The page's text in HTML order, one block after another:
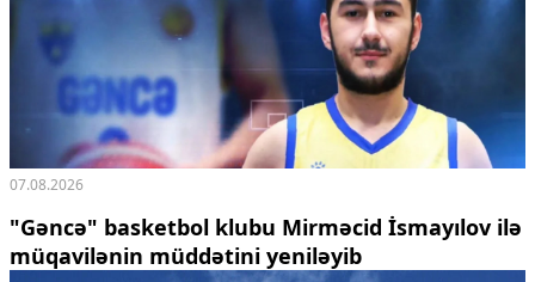
07.08.2026
"Gəncə" basketbol klubu Mirməcid İsmayılov ilə
müqavilənin müddətini yeniləyib